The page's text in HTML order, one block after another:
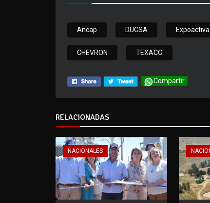
Ancap DUCSA Expoactiva
CHEVRON TEXACO
Compartir
RELACIONADAS
NACIONALES